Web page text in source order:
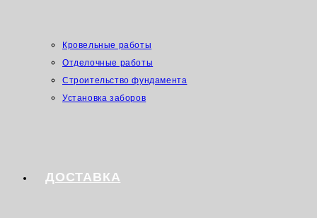
Кровельные работы
Отделочные работы
Строительство фундамента
Установка заборов
ДОСТАВКА